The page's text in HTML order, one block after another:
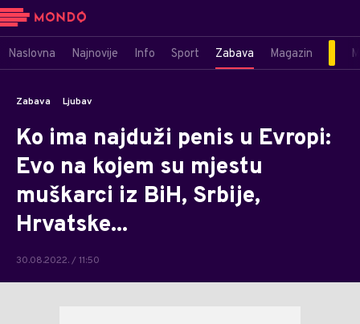
Naslovna Najnovije Info Sport Zabava Magazin
Zabava Ljubav
Ko ima najduži penis u Evropi:
Evo na kojem su mjestu
muškarci iz BiH, Srbije,
Hrvatske...
30.08.2022. / 11:50